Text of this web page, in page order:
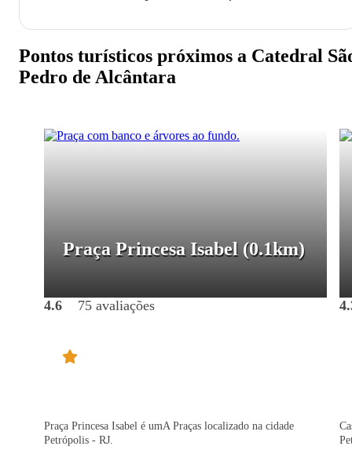
Pontos turísticos próximos a Catedral
Pedro de Alcântara
Praça Princesa Isabel (0.1km)
4.6 75 avaliações
Praça Princesa Isabel é umA Praças localizado na cidade
Petrópolis - RJ.